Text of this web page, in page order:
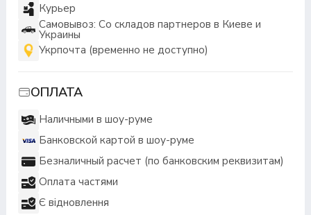
Курьер
Самовывоз: Со складов партнеров в Киеве и
Украины
Укрпочта (временно не доступно)
ОПЛАТА
Наличными в шоу-руме
Банковской картой в шоу-руме
Безналичный расчет (по банковским реквизитам)
Оплата частями
Є відновлення